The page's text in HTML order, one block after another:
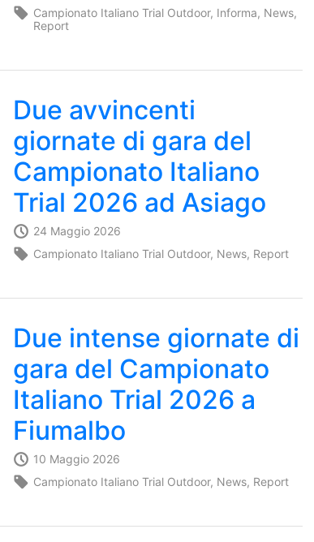
Campionato Italiano Trial Outdoor, Informa, News,
Report
Due avvincenti
giornate di gara del
Campionato Italiano
Trial 2026 ad Asiago
24 Maggio 2026
Campionato Italiano Trial Outdoor, News, Report
Due intense giornate di
gara del Campionato
Italiano Trial 2026 a
Fiumalbo
10 Maggio 2026
Campionato Italiano Trial Outdoor, News, Report